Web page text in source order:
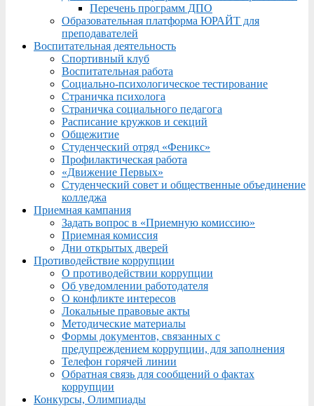
Перечень программ ДПО
Образовательная платформа ЮРАЙТ для
преподавателей
Воспитательная деятельность
Спортивный клуб
Воспитательная работа
Социально-психологическое тестирование
Страничка психолога
Страничка социального педагога
Расписание кружков и секций
Общежитие
Студенческий отряд «Феникс»
Профилактическая работа
«Движение Первых»
Студенческий совет и общественные объединение
колледжа
Приемная кампания
Задать вопрос в «Приемную комиссию»
Приемная комиссия
Дни открытых дверей
Противодействие коррупции
О противодействии коррупции
Об уведомлении работодателя
О конфликте интересов
Локальные правовые акты
Методические материалы
Формы документов, связанных с
предупреждением коррупции, для заполнения
Телефон горячей линии
Обратная связь для сообщений о фактах
коррупции
Конкурсы, Олимпиады